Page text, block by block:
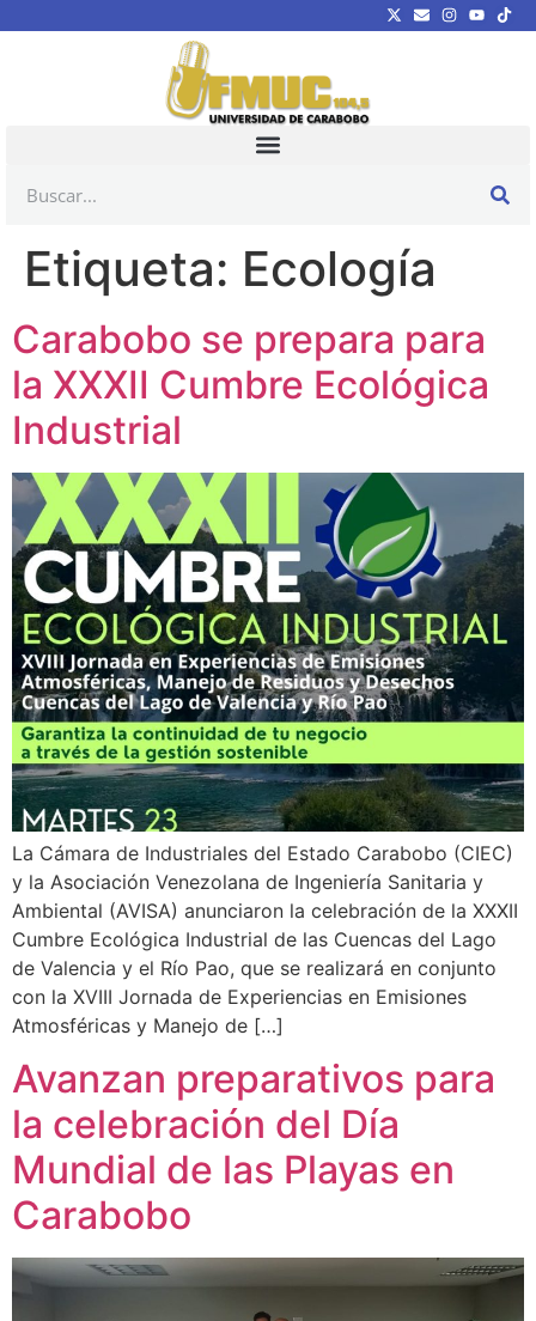
Etiqueta: Ecología
Carabobo se prepara para
la XXXII Cumbre Ecológica
Industrial
La Cámara de Industriales del Estado Carabobo (CIEC)
y la Asociación Venezolana de Ingeniería Sanitaria y
Ambiental (AVISA) anunciaron la celebración de la XXXII
Cumbre Ecológica Industrial de las Cuencas del Lago
de Valencia y el Río Pao, que se realizará en conjunto
con la XVIII Jornada de Experiencias en Emisiones
Atmosféricas y Manejo de […]
Avanzan preparativos para
la celebración del Día
Mundial de las Playas en
Carabobo